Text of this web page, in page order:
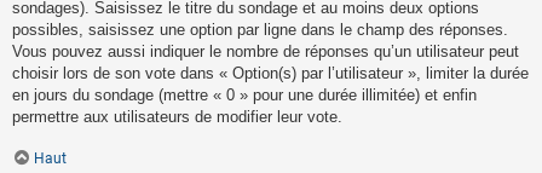
sondages). Saisissez le titre du sondage et au moins deux options
possibles, saisissez une option par ligne dans le champ des réponses.
Vous pouvez aussi indiquer le nombre de réponses qu’un utilisateur peut
choisir lors de son vote dans « Option(s) par l’utilisateur », limiter la durée
en jours du sondage (mettre « 0 » pour une durée illimitée) et enfin
permettre aux utilisateurs de modifier leur vote.
Haut